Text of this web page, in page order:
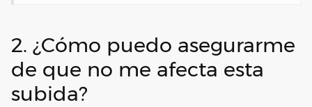
2. ¿Cómo puedo asegurarme
de que no me afecta esta
subida?